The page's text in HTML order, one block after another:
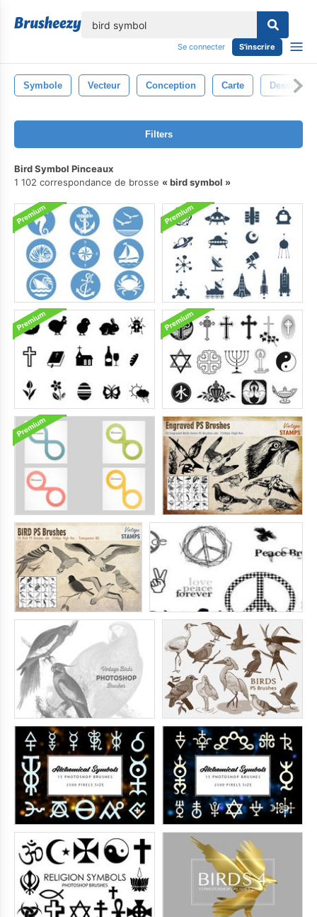
Se connecter S'inscrire
Symbole Vecteur Conception Carte Dessin
Filters
Bird Symbol Pinceaux
1 102 correspondance de brosse
bird symbol